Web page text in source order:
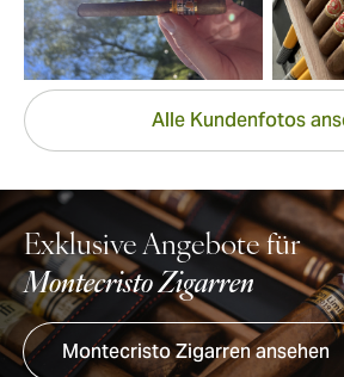
Alle Kundenfotos
Exklusive Angebote für
Montecristo Zigarren
Montecristo Zigarren ansehen